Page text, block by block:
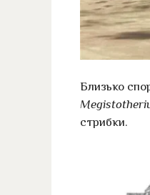
Близько
стрибки.